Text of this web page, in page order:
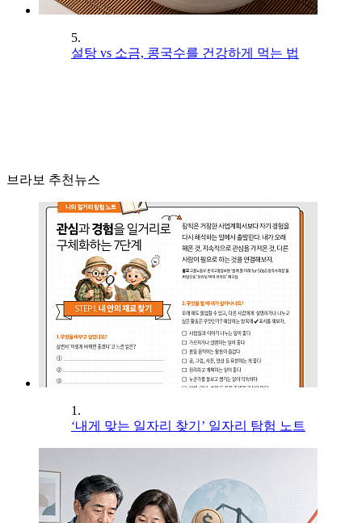
5.
설탕 vs 소금, 콩국수를 건강하게 먹는 법
브라보 추천뉴스
1.
‘내게 맞는 일자리 찾기’ 일자리 탐험 노트